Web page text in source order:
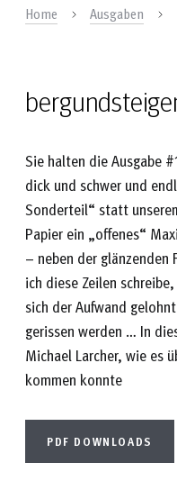
Home Ausgaben
Sie halten die Ausgabe
dick und schwer und
Sonderteil“ statt
Papier ein „offenes“
– neben der glänzenden
ich diese Zeilen
sich der Aufwand
gerissen werden … In
Michael Larcher, wie es
kommen konnte
PDF DOWNLOADS